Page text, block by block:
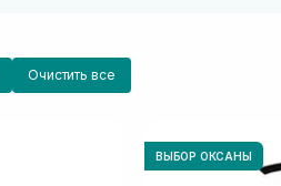
Очистить все
ВЫБОР ОКСАНЫ